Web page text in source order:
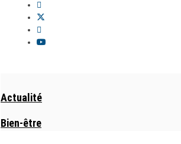
Actualité
Bien-être